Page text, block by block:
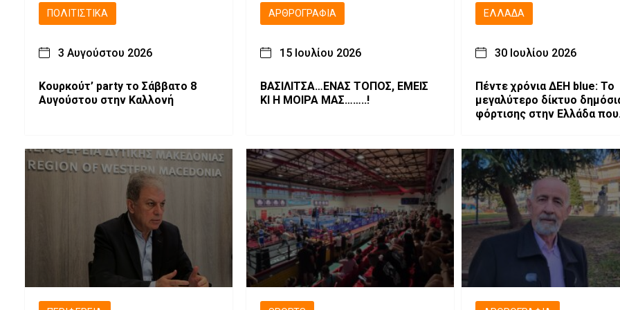
ΠΟΛΙΤΙΣΤΙΚΆ
3 Αυγούστου 2026
Κουρκούτ’ party το Σάββατο 8
Αυγούστου στην Καλλονή
ΑΡΘΡΟΓΡΑΦΊΑ
15 Ιουλίου 2026
ΒΑΣΙΛΙΤΣΑ…ΕΝΑΣ ΤΟΠΟΣ, ΕΜΕΙΣ
ΚΙ Η ΜΟΙΡΑ ΜΑΣ……..!
ΕΛΛΆΔΑ
30 Ιουλίου 2026
Πέντε χρόνια ΔΕΗ blue: Το
μεγαλύτερο δίκτυο
φόρτισης στην Ελλάδα που